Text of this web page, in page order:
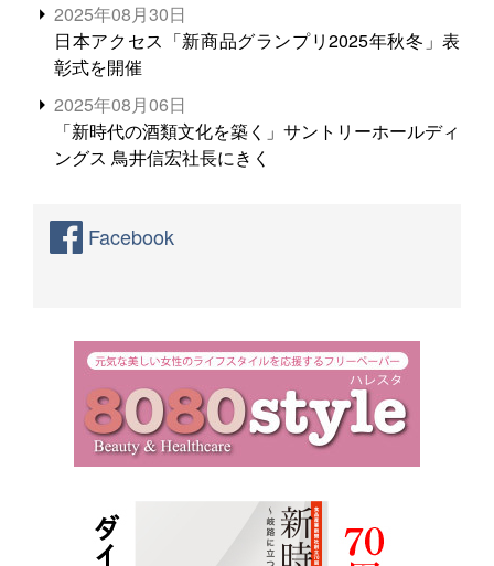
2025年08月30日
日本アクセス「新商品グランプリ2025年秋冬」表
彰式を開催
2025年08月06日
「新時代の酒類文化を築く」サントリーホールディ
ングス 鳥井信宏社長にきく
Facebook